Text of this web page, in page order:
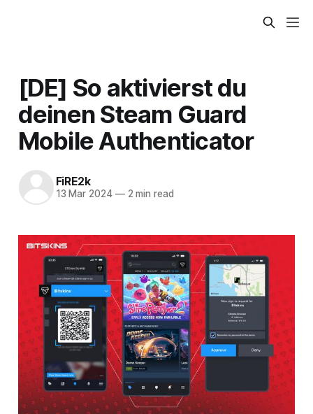
[DE] So aktivierst du
deinen Steam Guard
Mobile Authenticator
FiRE2k
13 Mar 2024 —2 min read